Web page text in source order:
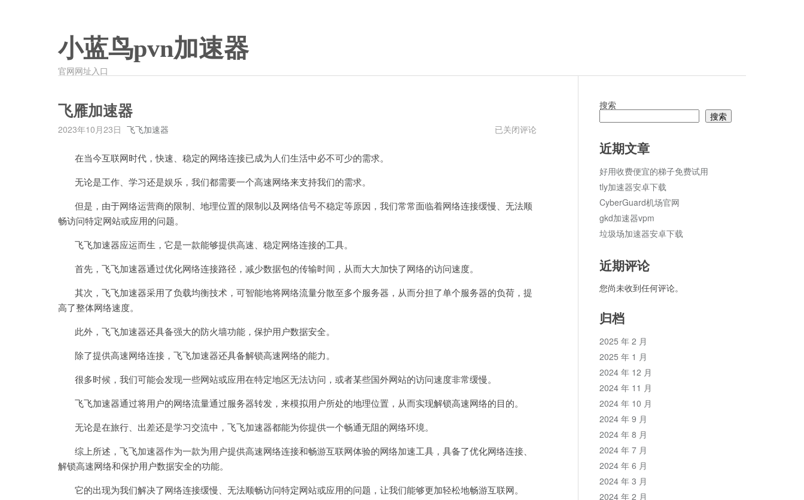
小蓝鸟pvn加速器
官网网址入口
飞雁加速器
2023年10月23日 飞飞加速器
飞
已关闭评论
在当今互联网时代，快速、稳定的网络连接已成为人们生活中必不可少的需求。
无论是工作、学习还是娱乐，我们都需要一个高速网络来支持我们的需求。
但是，由于网络运营商的限制、地理位置的限制以及网络信号不稳定等原因，我们常常面临着网络连接缓慢、无法顺
畅访问特定网站或应用的问题。
飞飞加速器应运而生，它是一款能够提供高速、稳定网络连接的工具。
首先，飞飞加速器通过优化网络连接路径，减少数据包的传输时间，从而大大加快了网络的访问速度。
其次，飞飞加速器采用了负载均衡技术，可智能地将网络流量分散至多个服务器，从而分担了单个服务器的负荷，提
高了整体网络速度。
此外，飞飞加速器还具备强大的防火墙功能，保护用户数据安全。
除了提供高速网络连接，飞飞加速器还具备解锁高速网络的能力。
很多时候，我们可能会发现一些网站或应用在特定地区无法访问，或者某些国外网站的访问速度非常缓慢。
飞飞加速器通过将用户的网络流量通过服务器转发，来模拟用户所处的地理位置，从而实现解锁高速网络的目的。
无论是在旅行、出差还是学习交流中，飞飞加速器都能为你提供一个畅通无阻的网络环境。
综上所述，飞飞加速器作为一款为用户提供高速网络连接和畅游互联网体验的网络加速工具，具备了优化网络连接、
解锁高速网络和保护用户数据安全的功能。
它的出现为我们解决了网络连接缓慢、无法顺畅访问特定网站或应用的问题，让我们能够更加轻松地畅游互联网。
搜索
搜索
近期文章
好用收费便宜的梯子免费试用
tly加速器安卓下载
CyberGuard机场官网
gkd加速器vpm
垃圾场加速器安卓下载
近期评论
您尚未收到任何评论。
归档
2025 年 2 月
2025 年 1 月
2024 年 12 月
2024 年 11 月
2024 年 10 月
2024 年 9 月
2024 年 8 月
2024 年 7 月
2024 年 6 月
2024 年 3 月
2024 年 2 月